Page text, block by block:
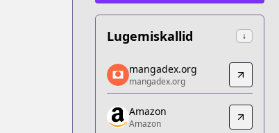
Lugemiskallid ↓
mangadex.org
mangadex.org
https://mangadex.org/title/
Amazon
mangadex.org
mangadex.org
Amazon
Amazon